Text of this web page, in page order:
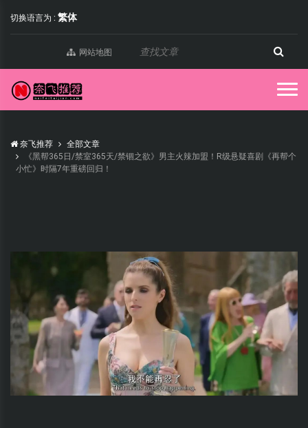
切换语言为 : 繁体
网站地图
奈飞推荐
全部文章
《黑帮365日/禁室365天/禁锢之欲》男主火辣加盟！R级悬疑喜剧《再帮个
小忙》时隔7年重磅回归！